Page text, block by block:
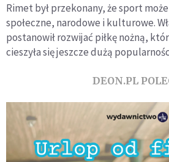
Rimet był przekonany, że sport
społeczne, narodowe i kulturowe.
postanowił rozwijać piłkę nożną,
cieszyła się jeszcze dużą
DEON.PL